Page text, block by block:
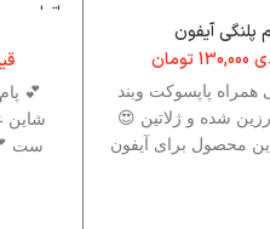
پلنگی آیفون
130,000تومان
همراه پاپسوکت وبند
شده و ژلاتین 😍
محصول برای آیفون
اتمام م
💕
شاین
ست